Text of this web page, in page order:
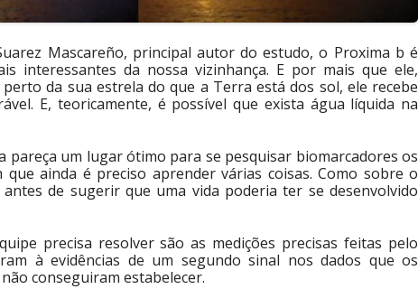
Mascareño, principal autor do estudo, o Proxima b é
interessantes da nossa vizinhança. E por mais que ele,
perto da sua estrela do que a Terra está dos sol, ele recebe
E, teoricamente, é possível que exista água líquida na
pareça um lugar ótimo para se pesquisar biomarcadores os
que ainda é preciso aprender várias coisas. Como sobre o
antes de sugerir que uma vida poderia ter se desenvolvido
precisa resolver são as medições precisas feitas pelo
à evidências de um segundo sinal nos dados que os
conseguiram estabelecer.